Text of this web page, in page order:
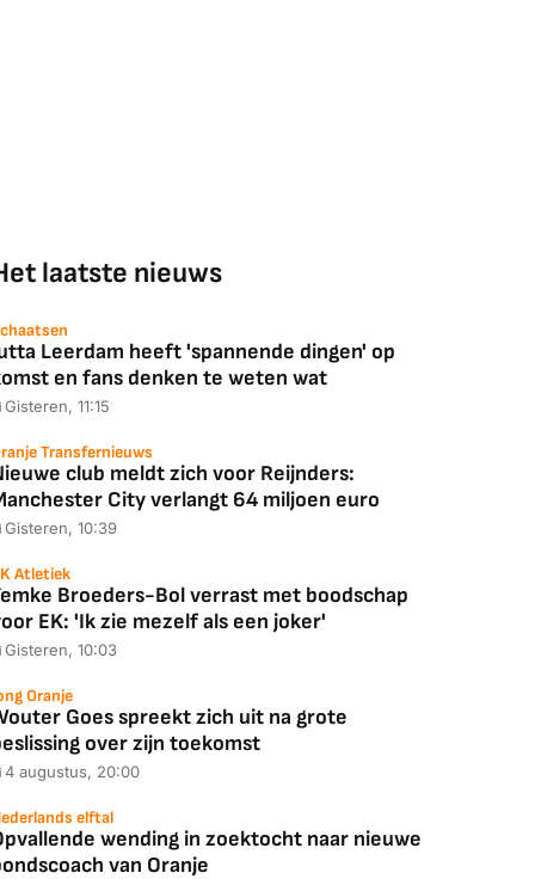
laatste nieuws
Leerdam heeft 'spannende dingen' op
en fans denken te weten wat
Gisteren, 11:15
Transfernieuws
club meldt zich voor Reijnders:
City verlangt 64 miljoen euro
Gisteren, 10:39
Atletiek
Broeders-Bol verrast met boodschap
EK: 'Ik zie mezelf als een joker'
Gisteren, 10:03
Oranje
Goes spreekt zich uit na grote
over zijn toekomst
4 augustus, 20:00
elftal
wending in zoektocht naar nieuwe
van Oranje